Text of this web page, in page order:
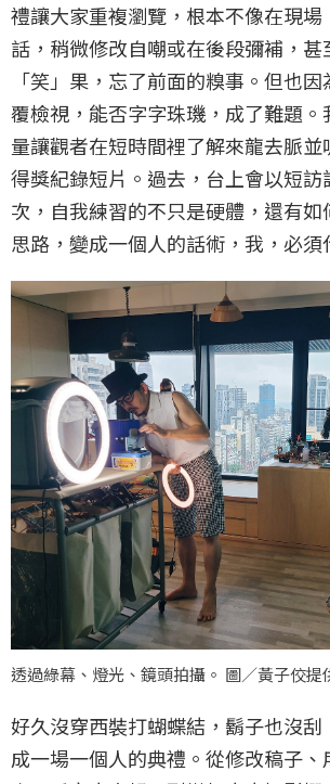
禮讓大家重複瀏覽，根本不像在現
話，稍微修改自嘲或在後段彌補，甚
「笑」果，忘了前面的糗事。但也
覆檢視，能否字字珠璣，成了難題
量讓觀者在短時間裡了解來龍去脈並
得獎紀錄短片。過去，台上會以短
次，自我練習的不只是硬體，還有如
思路，變成一個人的話術，我，必須
透過綠幕、燈光、鏡頭拍攝。 圖／黃子佼提
好久沒穿西裝打蝴蝶結，鬍子也沒
成一場一個人的典禮。從修改稿子